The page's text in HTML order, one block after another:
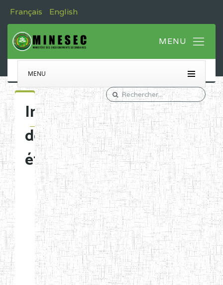
Français English
MENU
Immatriculation
des
établissements
Etablissements
d'enseignement
normal